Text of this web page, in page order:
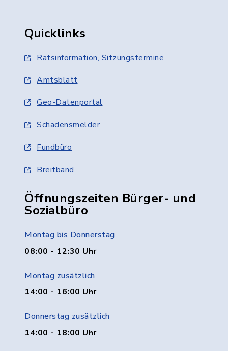
Quicklinks
Ratsinformation, Sitzungstermine
Amtsblatt
Geo-Datenportal
Schadensmelder
Fundbüro
Breitband
Öffnungszeiten Bürger- und
Sozialbüro
Montag bis Donnerstag
08:00 - 12:30 Uhr
Montag zusätzlich
14:00 - 16:00 Uhr
Donnerstag zusätzlich
14:00 - 18:00 Uhr